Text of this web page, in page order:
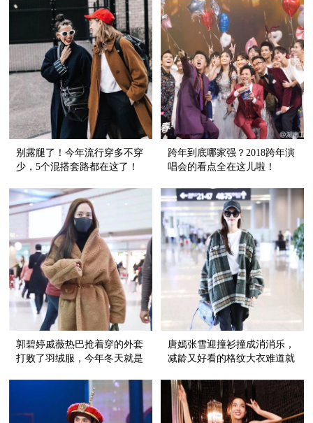
别露腿了！今年流行穿多不穿
少，5个混搭套路都在这了！
跨年到底哪家强？2018跨年演
唱会的看点全在这儿啦！
郭碧婷戚薇热巴抢着穿的外套
打败了羽绒服，今年冬天就是
唐嫣张雪迎撞衫撞成消消乐，
减龄又好看的格纹大衣难道就